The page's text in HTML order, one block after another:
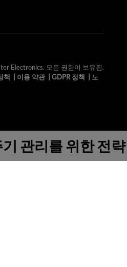
Electronics. 모든 권한이 보유됨.
책 이용 약관| GDPR 정책
노
관리를 위한 전략